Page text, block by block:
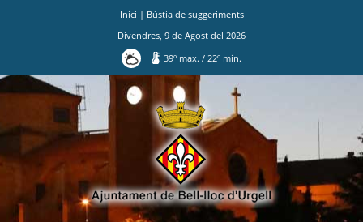
Inici | Bústia de suggeriments
Divendres 9 de Agost del 2026
39º max./ 22º min.